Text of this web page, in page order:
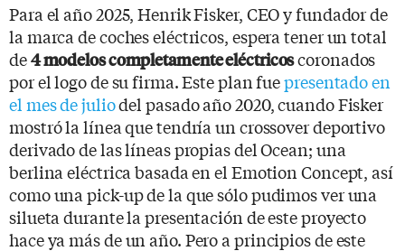
Para el año 2025, Henrik Fisker, CEO y fundador de
la marca de coches eléctricos, espera tener un total
de4 modelos completamente eléctricoscoronados
por el logo de su firma. Este plan fuepresentado en
el mes de juliodel pasado año 2020, cuando Fisker
mostró la línea que tendría un crossover deportivo
derivado de las líneas propias del Ocean; una
berlina eléctrica basada en el Emotion Concept, así
como una pick-up de la que sólo pudimos ver una
silueta durante la presentación de este proyecto
hace ya más de un año. Pero a principios de este